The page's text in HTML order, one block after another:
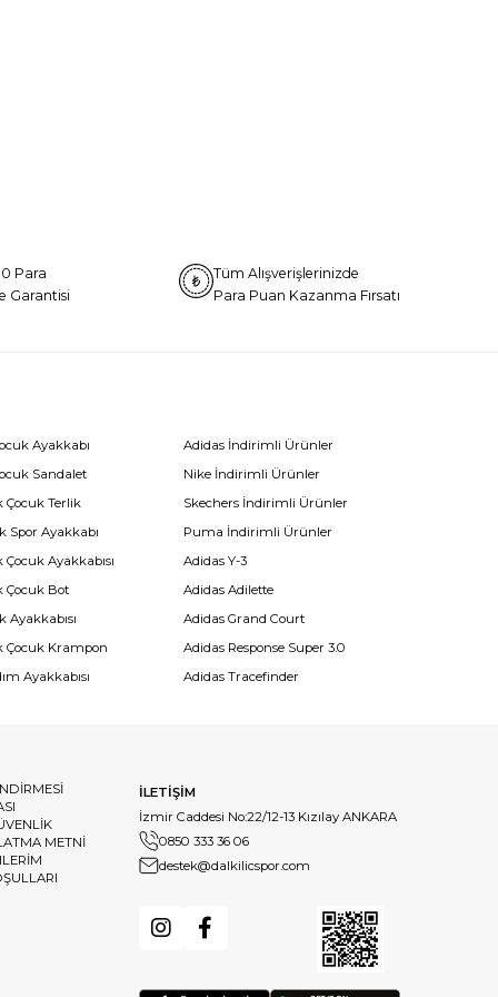
Para
Garantisi
Tüm Alışverişlerinizde
Para Puan Kazanma Fırsatı
Ayakkabı
Sandalet
Çocuk Terlik
Spor Ayakkabı
Çocuk Ayakkabısı
Çocuk Bot
Ayakkabısı
Çocuk Krampon
Ayakkabısı
Adidas İndirimli Ürünler
Nike İndirimli Ürünler
Skechers İndirimli Ürünler
Puma İndirimli Ürünler
Adidas Y-3
Adidas Adilette
Adidas Grand Court
Adidas Response Super 3.0
Adidas Tracefinder
METNİ
İLETİŞİM
İzmir Caddesi No:22/12-13 Kızılay ANKARA
0850 333 36 06
destek@dalkilicspor.com